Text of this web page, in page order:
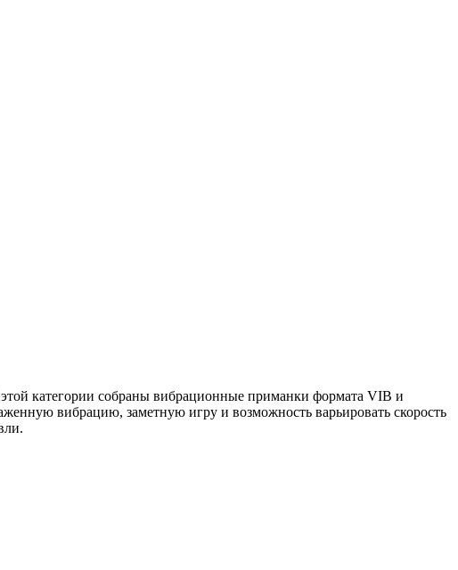
категории собраны вибрационные приманки формата VIB и
вибрацию, заметную игру и возможность варьировать скорость